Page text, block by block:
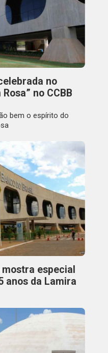
no
no CCBB
bem o espírito do
especial
anos da Lamira